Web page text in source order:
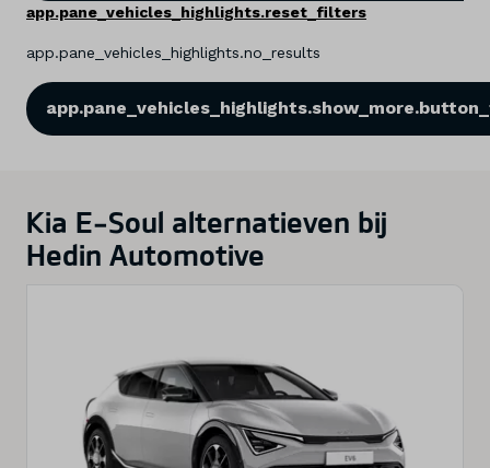
app.pane_vehicles_highlights.reset_filters
app.pane_vehicles_highlights.no_results
Kia E-Soul alternatieven bij
Hedin Automotive